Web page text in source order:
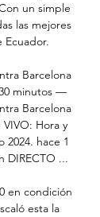
un simple
las mejores
Ecuador.
Barcelona
minutos —
Barcelona
Hora y
2024. hace 1
DIRECTO ...
en condición
esta la